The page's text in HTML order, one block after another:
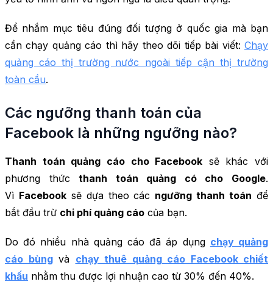
Để nhắm mục tiêu đúng đối tượng ở quốc gia mà bạn
cần chạy quảng cáo thì hãy theo dõi tiếp bài viết: Chạy
quảng cáo thị trường nước ngoài tiếp cận thị trường
toàn cầu.
Các ngưỡng thanh toán của
Facebook là những ngưỡng nào?
Thanh toán quảng cáo cho Facebook sẽ khác với
phương thứcthanh toán quảng có cho Google.
Vì Facebooksẽ dựa theo các ngưỡng thanh toán để
bắt đầu trừ chi phí quảng cáo của bạn.
Do đó nhiều nhà quảng cáo đã áp dụng chạy quảng
cáo bùngvà chạy thuê quảng cáo Facebook chiết
khấu nhằm thu được lợi nhuận cao từ 30% đến 40%.